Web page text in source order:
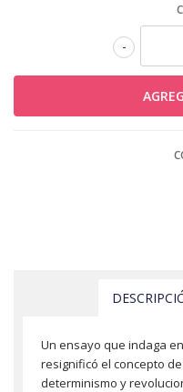
-
Un ensayo que indaga
resignificó el concepto
determinismo y